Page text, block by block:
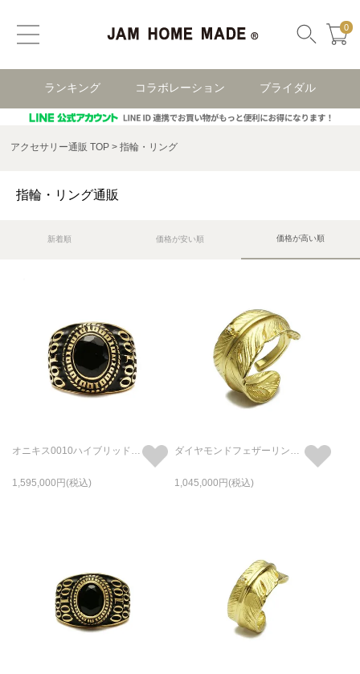
0
ランキング コラボレーション ブライダル
アクセサリー通販 TOP 指輪・リング
指輪・リング通販
価格が安い順 価格が高い順
新着順
オニキス0010ハイブリッドカレッジリングM-K18イエローゴールド/指輪
1,595,000
ダイヤモンドフェザーリングM-K18イエローゴールド/指輪
1,045,000